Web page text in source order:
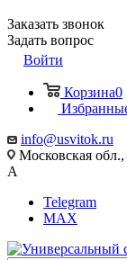
Заказать звонок
Задать вопрос
Войти
Корзина0
info@usvitok.ru
Московская
А
Telegram
MAX